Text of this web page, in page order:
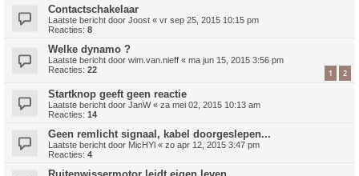
Contactschakelaar
Laatste bericht door Joost « vr sep 25, 2015 10:15 pm
Reacties: 8
Welke dynamo ?
Laatste bericht door wim.van.nieff « ma jun 15, 2015 3:56 pm
Reacties: 22 1 2
Startknop geeft geen reactie
Laatste bericht door JanW« za mei 02, 2015 10:13 am
Reacties: 14
Geen remlicht signaal, kabel doorgeslepen...
Laatste bericht door MicHYl « zo apr 12, 2015 3:47 pm
Reacties: 4